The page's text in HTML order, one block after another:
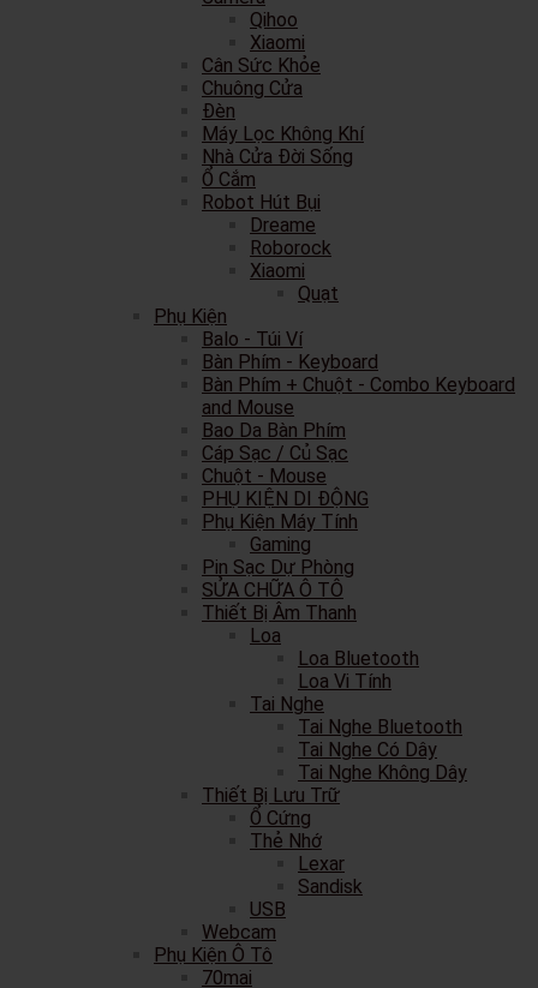
Qihoo
Xiaomi
Cân Sức Khỏe
Chuông Cửa
Đèn
Máy Lọc Không Khí
Nhà Cửa Đời Sống
Ổ Cắm
Robot Hút Bụi
Dreame
Roborock
Xiaomi
Quạt
Phụ Kiện
Balo - Túi Ví
Bàn Phím - Keyboard
Bàn Phím + Chuột - Combo Keyboard
and Mouse
Bao Da Bàn Phím
Cáp Sạc / Củ Sạc
Chuột - Mouse
PHỤ KIỆN DI ĐỘNG
Phụ Kiện Máy Tính
Gaming
Pin Sạc Dự Phòng
SỬA CHỮA Ô TÔ
Thiết Bị Âm Thanh
Loa
Loa Bluetooth
Loa Vi Tính
Tai Nghe
Tai Nghe Bluetooth
Tai Nghe Có Dây
Tai Nghe Không Dây
Thiết Bị Lưu Trữ
Ổ Cứng
Thẻ Nhớ
Lexar
Sandisk
USB
Webcam
Phụ Kiện Ô Tô
70mai